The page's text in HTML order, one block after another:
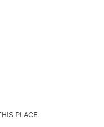
PLACE